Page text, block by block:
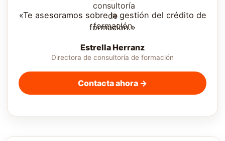
«Te asesoramos sobre la gestión del crédito de
formación.»
Estrella Herranz
Directora de consultoría de formación
Contacta ahora →